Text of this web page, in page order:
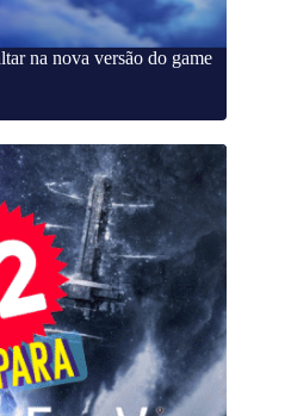
na nova versão do game